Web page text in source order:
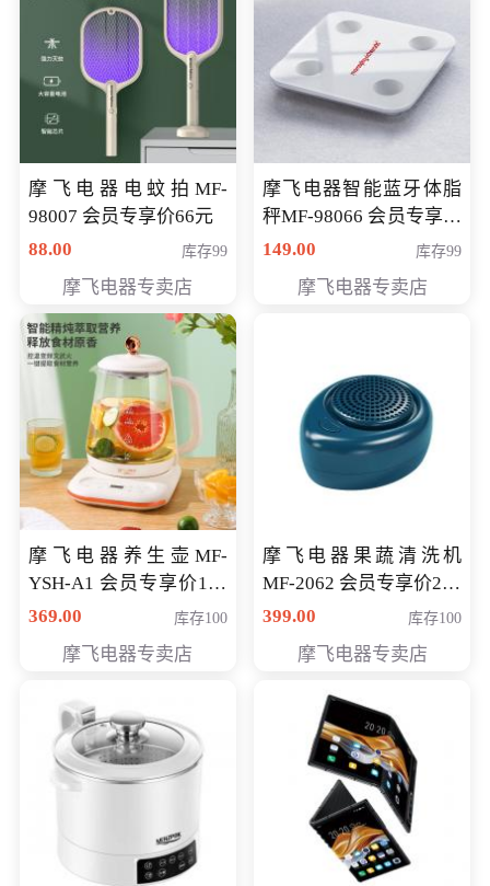
摩飞电器电蚊拍MF-
98007 会员专享价66元
88.00
库存99
摩飞电器专卖店
摩飞电器智能蓝牙体脂
秤MF-98066 会员专享价
98元
149.00 库存99
摩飞电器专卖店
摩飞电器养生壶MF-
YSH-A1 会员专享价198
元
369.00 库存100
摩飞电器专卖店
摩飞电器果蔬清洗机
MF-2062 会员专享价268
元
399.00 库存100
摩飞电器专卖店